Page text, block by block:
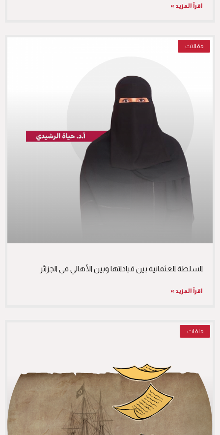
اقرأ المزيد »
مقالات
السلطة العثمانية بين قياداتها وبين الأهالي في الجزائر
اقرأ المزيد »
ملفات